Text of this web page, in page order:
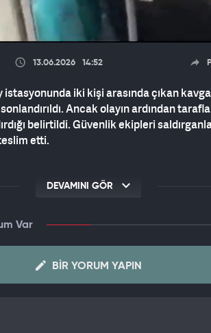
13.06.2026 14:52
iki kişi arasında çıkan
Ancak olayın ardından
belirtildi. Güvenlik ekipleri
etti.
DEVAMINI GÖR
Var
BIR YORUM YAPIN